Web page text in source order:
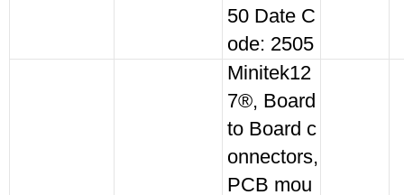
50 Date C
ode: 2505
Minitek12
7®, Board
to Board c
onnectors,
PCB mou